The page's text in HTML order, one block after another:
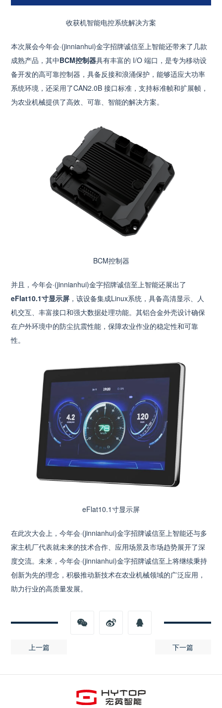
收获机智能电控系统解决方案
本次展会今年会·(jinnianhui)金字招牌诚信至上智能还带来了几款
成熟产品，其中BCM控制器具有丰富的 I/O 端口，是专为移动设
备开发的高可靠控制器，具备反接和浪涌保护，能够适应大功率
系统环境，还采用了CAN2.0B 接口标准，支持标准帧和扩展帧，
为农业机械提供了高效、可靠、智能的解决方案。
BCM控制器
并且，今年会·(jinnianhui)金字招牌诚信至上智能还展出了
eFlat10.1寸显示屏 ，该设备集成Linux系统，具备高清显示、人
机交互、丰富接口和强大数据处理功能。其铝合金外壳设计确保
在户外环境中的防尘抗震性能，保障农业作业的稳定性和可靠
性。
eFlat10.1寸显示屏
在此次大会上，今年会·(jinnianhui)金字招牌诚信至上智能还与多
家主机厂代表就未来的技术合作、应用场景及市场趋势展开了深
度交流。未来，今年会·(jinnianhui)金字招牌诚信至上将继续秉持
创新为先的理念，积极推动新技术在农业机械领域的广泛应用，
助力行业的高质量发展。
上一篇 下一篇